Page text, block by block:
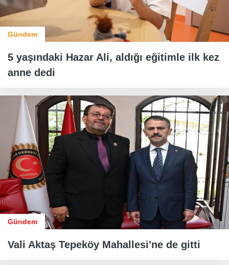
Gündem
5 yaşındaki Hazar Ali, aldığı eğitimle ilk kez
anne dedi
Gündem
Vali Aktaş Tepeköy Mahallesi'ne de gitti